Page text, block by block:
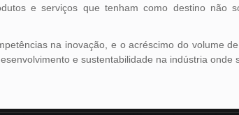
e serviços que tenham como destino não
na inovação, e o acréscimo do volume
e sustentabilidade na indústria onde